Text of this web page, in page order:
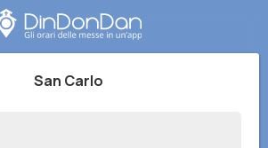
San Carlo